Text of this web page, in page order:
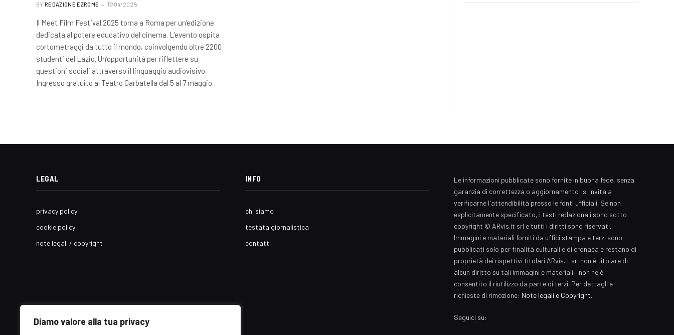
Diamo valore alla tua privacy
BY REDAZIONE EZROME 17/04/2025
Il Meet Film Festival 2025 torna a Roma per un’edizione
dedicata al potere educativo del cinema. L’evento ospita
cortometraggi da tutto il mondo, coinvolgendo oltre 2200
studenti del Lazio. Un’opportunità per riflettere su
questioni sociali attraverso il linguaggio audiovisivo.
Ingresso gratuito al Teatro Garbatella dal 5 al 7 maggio.
LEGAL
privacy policy
cookie policy
note legali / copyright
INFO
chi siamo
testata giornalistica
contatti
Le informazioni pubblicate sono fornite in buona fede, senza
garanzia di correttezza o aggiornamento: si invita a
verificarne l'attendibilità presso le fonti ufficiali. Se non
esplicitamente specificato, i testi redazionali sono sotto
copyright © ARvis.it srl e tutti i diritti sono riservati.
Immagini e materiali forniti da uffici stampa e terzi sono
pubblicati solo per finalità culturali e di cronaca e restano di
proprietà dei rispettivi titolari ARvis.it srl non è titolare di
alcun diritto su tali immagini e materiali : non ne è
consentito il riutilizzo da parte di terzi. Per dettagli e
richieste di rimozione: Note legali e Copyright.
Seguici su: